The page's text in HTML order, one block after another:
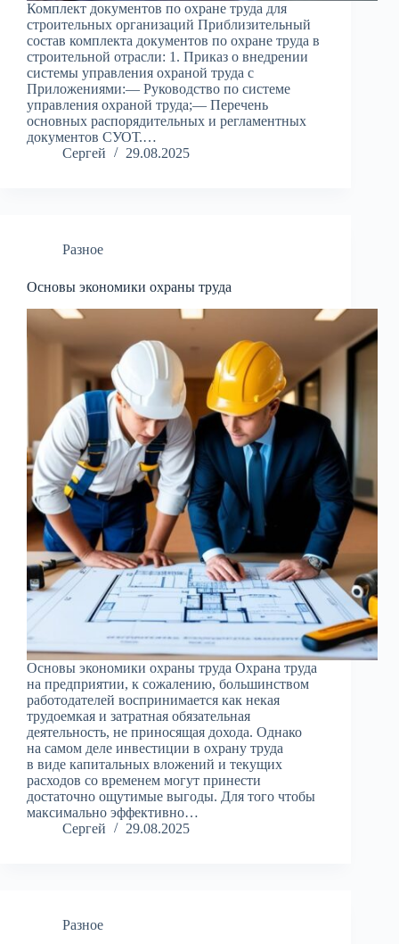
Комплект документов по охране труда для
строительных организаций Приблизительный
состав комплекта документов по охране труда в
строительной отрасли: 1. Приказ о внедрении
системы управления охраной труда с
Приложениями:— Руководство по системе
управления охраной труда;— Перечень
основных распорядительных и регламентных
документов СУОТ.…
Сергей
29.08.2025
Разное
Основы экономики охраны труда
Основы экономики охраны труда Охрана труда
на предприятии, к сожалению, большинством
работодателей воспринимается как некая
трудоемкая и затратная обязательная
деятельность, не приносящая дохода. Однако
на самом деле инвестиции в охрану труда
в виде капитальных вложений и текущих
расходов со временем могут принести
достаточно ощутимые выгоды. Для того чтобы
максимально эффективно…
Сергей
29.08.2025
Разное